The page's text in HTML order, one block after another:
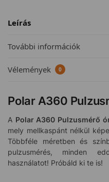
Leírás
További információk
Vélemények 0
Polar A360
A Polar A360 Pulzusmérő
mely mellkaspánt nélkül
Többféle méretben és
pulzusmérés, minden
használatot! Próbáld ki te is!